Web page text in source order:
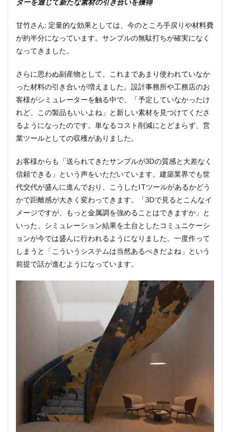
ターを通じて新たな素材の引き合いを獲得
甘竹さん: 定量的な効果としては、今のところ手戻りや材料費
が約半分になっています。サンプルの無駄打ちが確実になく
なってきました。
さらに思わぬ副産物として、これまであまり使われていなか
った材料の引き合いが増えました。設計事務所や工務店のお
客様がシミュレーターを触る中で、「予定していなかったけ
れど、この製品もいいよね」と新しい素材を見つけてくださ
るようになったのです。単なるコスト削減にとどまらず、営
業ツールとしての収穫がありました。
お客様からも「送られてきたサンプルが3Dの質感と大差なく
信頼できる」という声をいただいています。建築業界でも世
代交代が盛んに進んでおり、こうしたITツールがあるかどう
かで距離感が大きく変わってきます。「3Dで見るとこんなイ
メージですが、もっと金属調を強めることはできますか」と
いった、シミュレーション結果を土台としたコミュニケーシ
ョンが今では盛んに行われるようになりました。一度作って
しまうと「こういうシステムは当然あるべきだよね」という
前提で話が進むようになっています。